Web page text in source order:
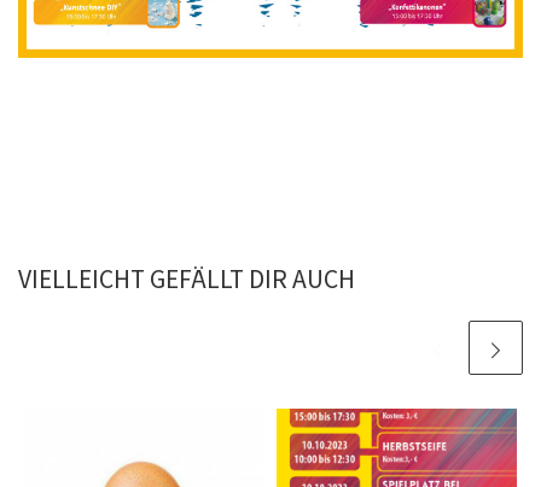
VIELLEICHT GEFÄLLT DIR AUCH